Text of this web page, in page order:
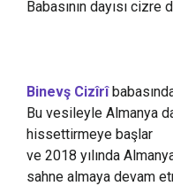
Babasının dayısı
Binevş Cizîrî
Bu vesileyle Almanya
hissettirmeye başlar
ve 2018 yılında
sahne almaya devam